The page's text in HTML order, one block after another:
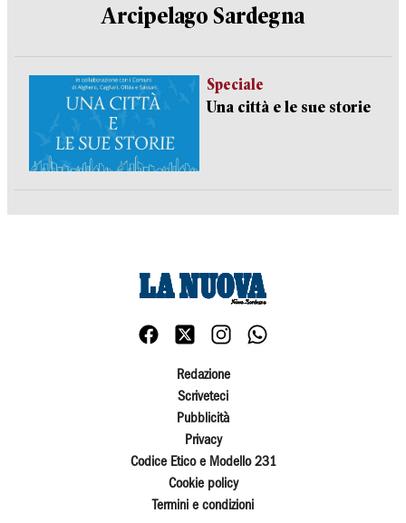
Arcipelago Sardegna
Speciale
Una città e le sue storie
Redazione
Scriveteci
Pubblicità
Privacy
Codice Etico e Modello 231
Cookie policy
Termini e condizioni